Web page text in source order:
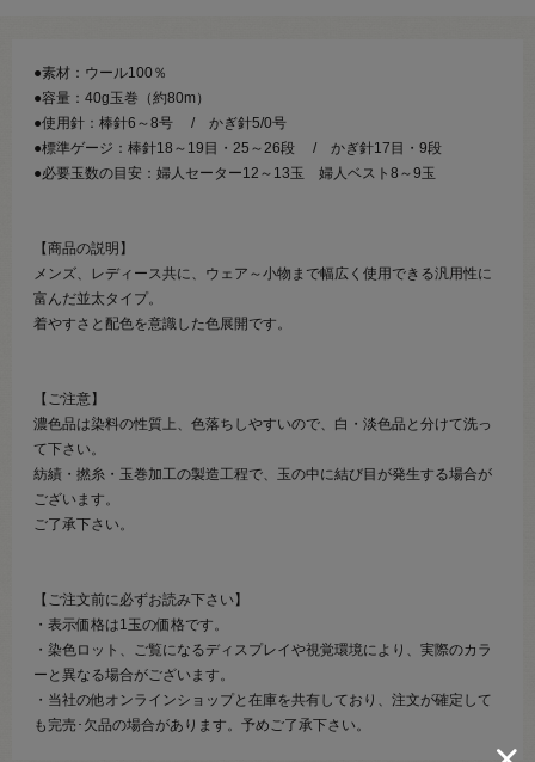
●素材：ウール100％
●容量：40g玉巻（約80m）
●使用針：棒針6～8号 / かぎ針5/0号
●標準ゲージ：棒針18～19目・25～26段 / かぎ針17目・9段
●必要玉数の目安：婦人セーター12～13玉 婦人ベスト8～9玉
【商品の説明】
メンズ、レディース共に、ウェア～小物まで幅広く使用できる汎用性に
富んだ並太タイプ。
着やすさと配色を意識した色展開です。
【ご注意】
濃色品は染料の性質上、色落ちしやすいので、白・淡色品と分けて洗っ
て下さい。
紡績・撚糸・玉巻加工の製造工程で、玉の中に結び目が発生する場合が
ございます。
ご了承下さい。
【ご注文前に必ずお読み下さい】
・表示価格は1玉の価格です。
・染色ロット、ご覧になるディスプレイや視覚環境により、実際のカラ
ーと異なる場合がございます。
・当社の他オンラインショップと在庫を共有しており、注文が確定して
も完売･欠品の場合があります。予めご了承下さい。